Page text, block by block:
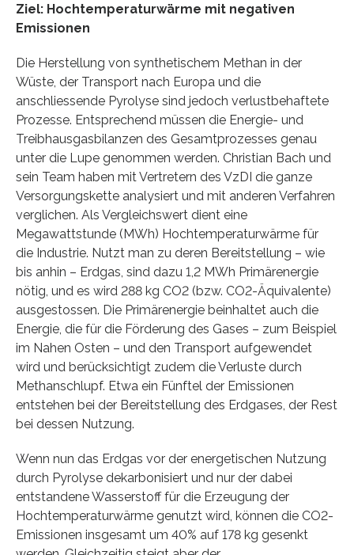
Ziel: Hochtemperaturwärme mit negativen
Emissionen
Die Herstellung von synthetischem Methan in der
Wüste, der Transport nach Europa und die
anschliessende Pyrolyse sind jedoch verlustbehaftete
Prozesse. Entsprechend müssen die Energie- und
Treibhausgasbilanzen des Gesamtprozesses genau
unter die Lupe genommen werden. Christian Bach und
sein Team haben mit Vertretern des VzDI die ganze
Versorgungskette analysiert und mit anderen Verfahren
verglichen. Als Vergleichswert dient eine
Megawattstunde (MWh) Hochtemperaturwärme für
die Industrie. Nutzt man zu deren Bereitstellung – wie
bis anhin – Erdgas, sind dazu 1,2 MWh Primärenergie
nötig, und es wird 288 kg CO2 (bzw. CO2-Äquivalente)
ausgestossen. Die Primärenergie beinhaltet auch die
Energie, die für die Förderung des Gases – zum Beispiel
im Nahen Osten – und den Transport aufgewendet
wird und berücksichtigt zudem die Verluste durch
Methanschlupf. Etwa ein Fünftel der Emissionen
entstehen bei der Bereitstellung des Erdgases, der Rest
bei dessen Nutzung.
Wenn nun das Erdgas vor der energetischen Nutzung
durch Pyrolyse dekarbonisiert und nur der dabei
entstandene Wasserstoff für die Erzeugung der
Hochtemperaturwärme genutzt wird, können die CO2-
Emissionen insgesamt um 40% auf 178 kg gesenkt